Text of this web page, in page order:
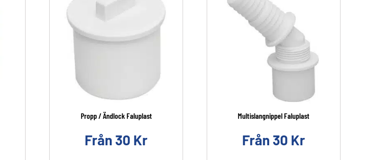
Propp / Ändlock Faluplast
Från 30 Kr
Multislangnippel Faluplast
Från 30 Kr